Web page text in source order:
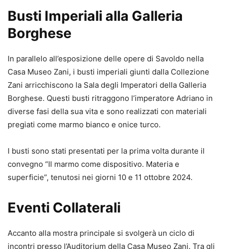
Busti Imperiali alla Galleria
Borghese
In parallelo all’esposizione delle opere di Savoldo nella
Casa Museo Zani, i busti imperiali giunti dalla Collezione
Zani arricchiscono la Sala degli Imperatori della Galleria
Borghese. Questi busti ritraggono l’imperatore Adriano in
diverse fasi della sua vita e sono realizzati con materiali
pregiati come marmo bianco e onice turco.
I busti sono stati presentati per la prima volta durante il
convegno “Il marmo come dispositivo. Materia e
superficie”, tenutosi nei giorni 10 e 11 ottobre 2024.
Eventi Collaterali
Accanto alla mostra principale si svolgerà un ciclo di
incontri presso l’Auditorium della Casa Museo Zani. Tra gli